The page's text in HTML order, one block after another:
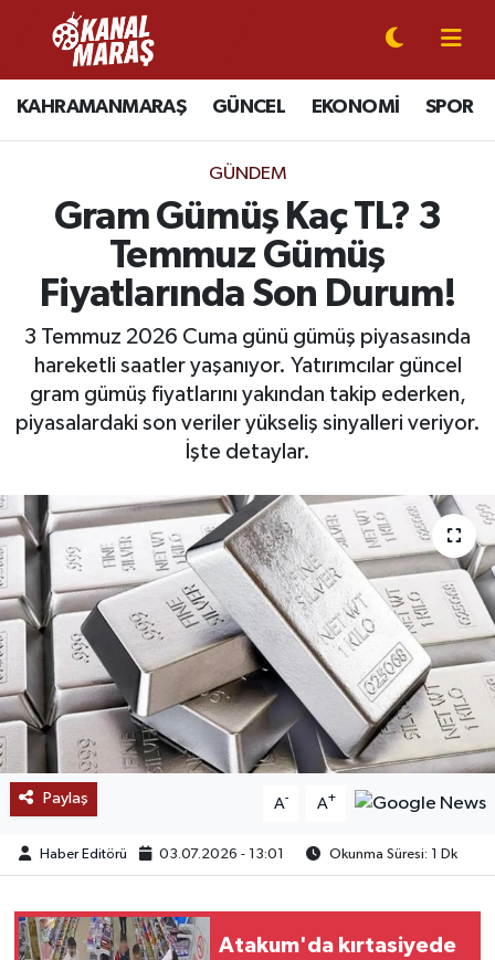
KAHRAMANMARAŞ GÜNCEL EKONOMİ SPOR
GÜNDEM
Gram Gümüş Kaç TL? 3
Temmuz Gümüş
Fiyatlarında Son Durum!
3 Temmuz 2026 Cuma günü gümüş piyasasında
hareketli saatler yaşanıyor. Yatırımcılar güncel
gram gümüş fiyatlarını yakından takip ederken,
piyasalardaki son veriler yükseliş sinyalleri veriyor.
İşte detaylar.
Paylaş A- A+
Haber Editörü 03.07.2026 - 13:01 Okunma Süresi: 1 Dk
Atakum'da kırtasiyede
CANLI YAYIN
KAHRAMANMARAŞ
SİYASET
EKONOMİ
GÜNDEM
SAĞLIK
EĞİTİM
BÖLGE
KEŞFET
POPÜLER
DÜNYA
TREND
MEDYA
Kahramanmaraş Nöbetçi Eczaneler
Kahramanmaraş Hava Durumu
Kahramanmaraş Trafik Yoğunluk Haritası
Süper Lig Puan Durumu ve Fikstür
Tüm Manşetler
Son Dakika Haberleri